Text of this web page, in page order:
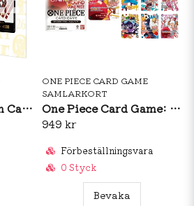
One Piece Premium Card Collection ONE PIECE DAY’26
ONE PIECE CARD GAME
SAMLARKORT
One Piece Card Game: Round 1 Promotion Pack (1 Kort) (JP)
949 kr
Förbeställningsvara
0 Styck
Bevaka